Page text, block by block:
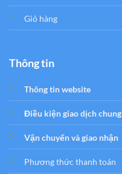
Giỏ hàng
Thông tin
Thông tin website
Điều kiện giao dịch chung
Vận chuyển và giao nhận
Phương thức thanh toán